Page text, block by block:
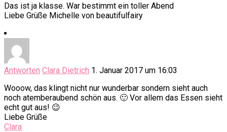
Das ist ja klasse. War bestimmt ein toller Abend
Liebe Grüße Michelle von beautifulfairy
Antworten Clara Dietrich 1. Januar 2017 um 16:03
Wooow, das klingt nicht nur wunderbar sondern sieht auch
noch atemberaubend schön aus. 🙂 Vor allem das Essen sieht
echt gut aus! 😉
Liebe Grüße
Clara